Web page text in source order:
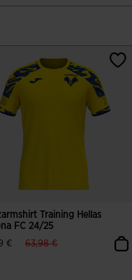
Training Hellas
FC 24/25
€
label.price.reduced.from
63,98 €label.price.to